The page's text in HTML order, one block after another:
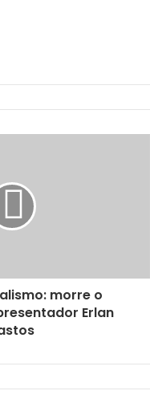
morre o
Erlan